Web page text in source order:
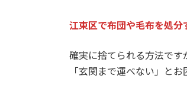
江東区で布団や毛布を処分
確実に捨てられる方法です
「玄関まで運べない」と